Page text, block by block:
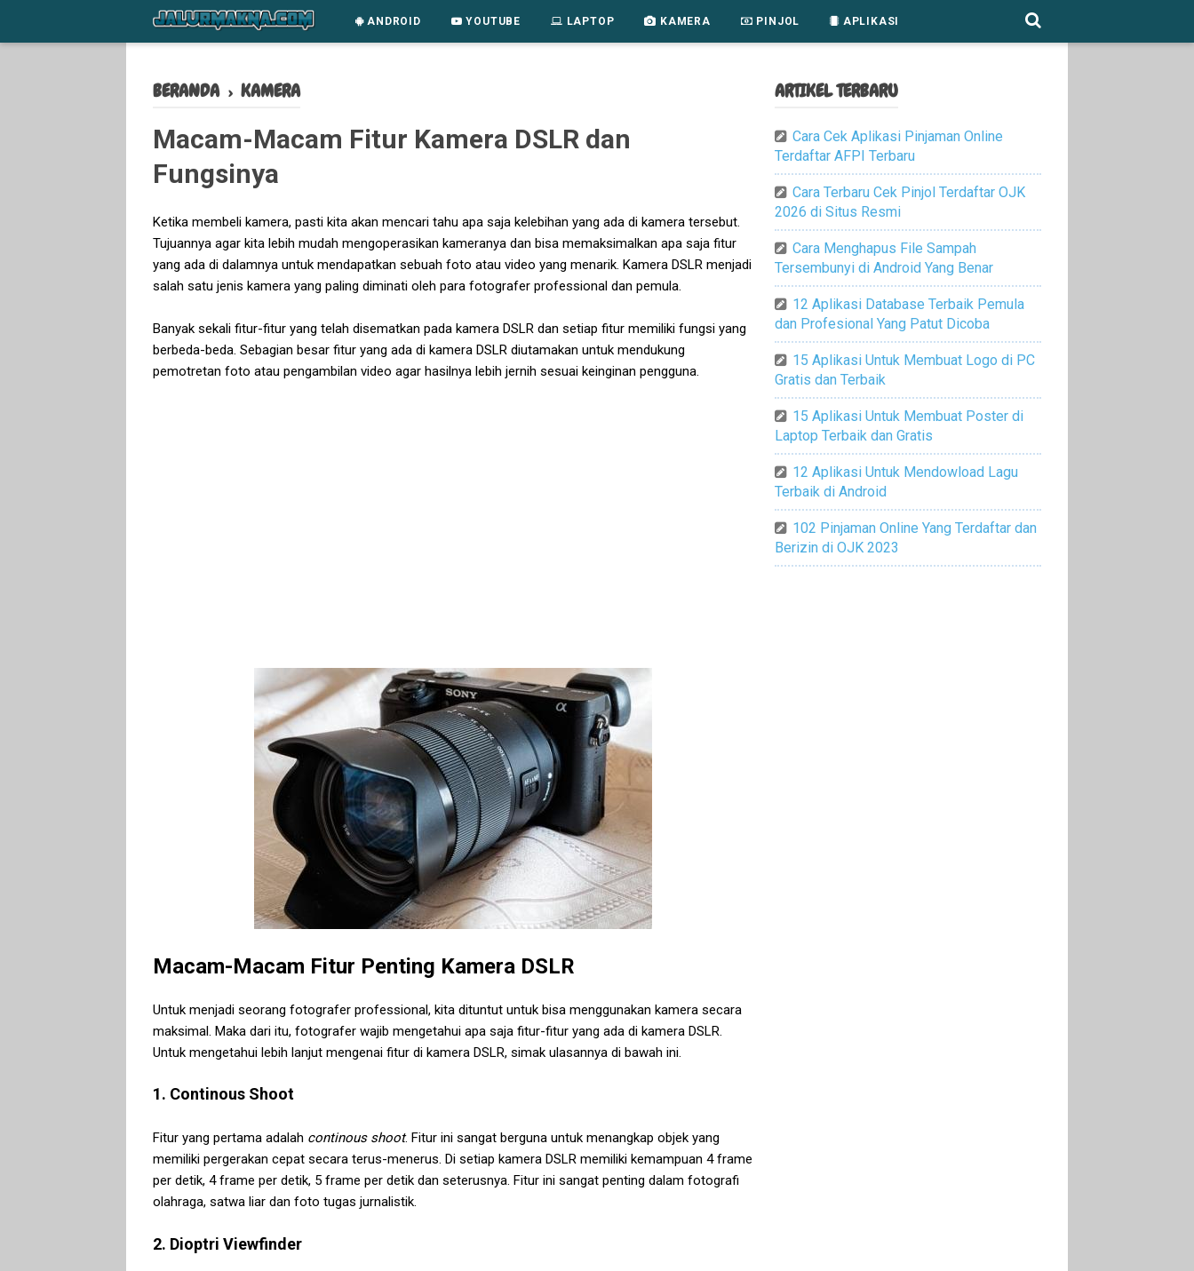
ANDROID YOUTUBE LAPTOP KAMERA PINJOL APLIKASI
BERANDA › KAMERA
Macam-Macam Fitur Kamera DSLR dan
Fungsinya
Ketika membeli kamera, pasti kita akan mencari tahu apa saja kelebihan yang ada di kamera tersebut.
Tujuannya agar kita lebih mudah mengoperasikan kameranya dan bisa memaksimalkan apa saja fitur
yang ada di dalamnya untuk mendapatkan sebuah foto atau video yang menarik. Kamera DSLR menjadi
salah satu jenis kamera yang paling diminati oleh para fotografer professional dan pemula.
Banyak sekali fitur-fitur yang telah disematkan pada kamera DSLR dan setiap fitur memiliki fungsi yang
berbeda-beda. Sebagian besar fitur yang ada di kamera DSLR diutamakan untuk mendukung
pemotretan foto atau pengambilan video agar hasilnya lebih jernih sesuai keinginan pengguna.
Macam-Macam Fitur Penting Kamera DSLR
Untuk menjadi seorang fotografer professional, kita dituntut untuk bisa menggunakan kamera secara
maksimal. Maka dari itu, fotografer wajib mengetahui apa saja fitur-fitur yang ada di kamera DSLR.
Untuk mengetahui lebih lanjut mengenai fitur di kamera DSLR, simak ulasannya di bawah ini.
1. Continous Shoot
Fitur yang pertama adalah continous shoot. Fitur ini sangat berguna untuk menangkap objek yang
memiliki pergerakan cepat secara terus-menerus. Di setiap kamera DSLR memiliki kemampuan 4 frame
per detik, 4 frame per detik, 5 frame per detik dan seterusnya. Fitur ini sangat penting dalam fotografi
olahraga, satwa liar dan foto tugas jurnalistik.
2. Dioptri Viewfinder
ARTIKEL TERBARU
Cara Cek Aplikasi Pinjaman Online
Terdaftar AFPI Terbaru
Cara Terbaru Cek Pinjol Terdaftar OJK
2026 di Situs Resmi
Cara Menghapus File Sampah
Tersembunyi di Android Yang Benar
12 Aplikasi Database Terbaik Pemula
dan Profesional Yang Patut Dicoba
15 Aplikasi Untuk Membuat Logo di PC
Gratis dan Terbaik
15 Aplikasi Untuk Membuat Poster di
Laptop Terbaik dan Gratis
12 Aplikasi Untuk Mendowload Lagu
Terbaik di Android
102 Pinjaman Online Yang Terdaftar dan
Berizin di OJK 2023